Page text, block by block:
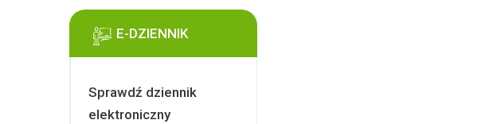
E-DZIENNIK
Sprawdź dziennik
elektroniczny